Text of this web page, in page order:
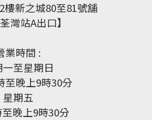
樓新之城80至81號舖
灣站A出口】
業時間 :
一至星期日
至晚上9時30分
星期五
晚上9時30分